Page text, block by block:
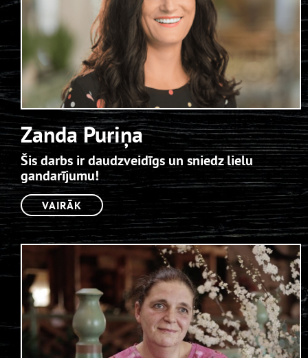
Zanda Puriņa
Šis darbs ir daudzveidīgs un sniedz lielu
gandarījumu!
VAIRĀK